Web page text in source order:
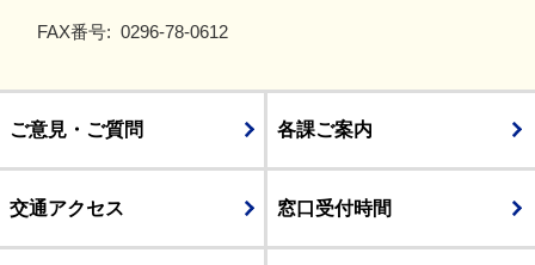
FAX番号: 0296-78-0612
ご意見・ご質問 各課ご案内
交通アクセス 窓口受付時間